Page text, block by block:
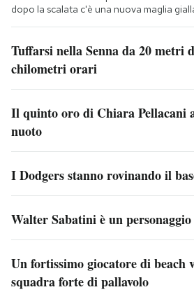
dopo la scalata c'è una nuova maglia
Tuffarsi nella Senna da 20 metri
chilometri orari
Il quinto oro di Chiara Pellacani
nuoto
I Dodgers stanno rovinando il
Walter Sabatini è un
Un fortissimo giocatore di beach
squadra forte di pallavolo